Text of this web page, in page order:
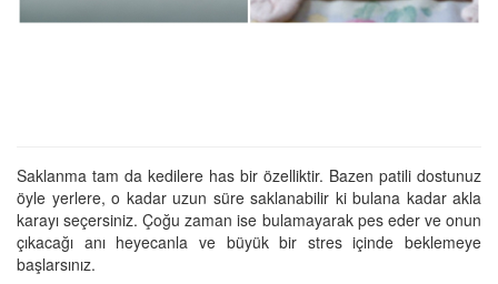
Saklanma tam da kedilere has bir özelliktir. Bazen patili dostunuz
öyle yerlere, o kadar uzun süre saklanabilir ki bulana kadar akla
karayı seçersiniz. Çoğu zaman ise bulamayarak pes eder ve onun
çıkacağı anı heyecanla ve büyük bir stres içinde beklemeye
başlarsınız.